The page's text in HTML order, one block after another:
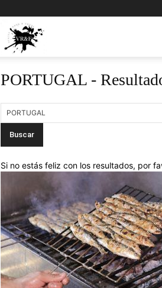
Rock
PORTUGAL -
Si no estás feliz con los resultados, por